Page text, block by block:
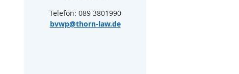
Telefon: 089 3801990
bvwp@thorn-law.de